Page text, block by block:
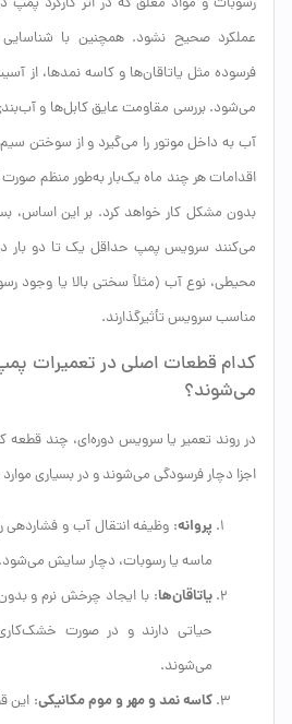
عملکرد صحیح نشود. همچنین با
فرسوده مثل یاتاقان‌ها و کاسه نمدها، از
می‌شود. بررسی مقاومت عایق کابل‌ها و
آب به داخل موتور را می‌گیرد و از سوختن
اقدامات هر چند ماه یک‌بار به‌طور منظم
بدون مشکل کار خواهد کرد. بر این اساس،
می‌کنند سرویس پمپ حداقل یک تا دو بار در
محیطی، نوع آب (مثلاً سختی بالا یا وجود
مناسب سرویس تأثیرگذارند.
کدام قطعات اصلی در تعمیرات
می‌شوند؟
در روند تعمیر یا سرویس دوره‌ای، چند قطعه
اجزا دچار فرسودگی می‌شوند و در بسیاری
پروانه: وظیفه انتقال آب و فشاردهی
ماسه یا رسوبات، دچار سایش می‌شود.
یاتاقان‌ها: با ایجاد چرخش نرم و
حیاتی دارند و در صورت
می‌شوند.
کاسه نمد و مهر و موم مکانیکی: این